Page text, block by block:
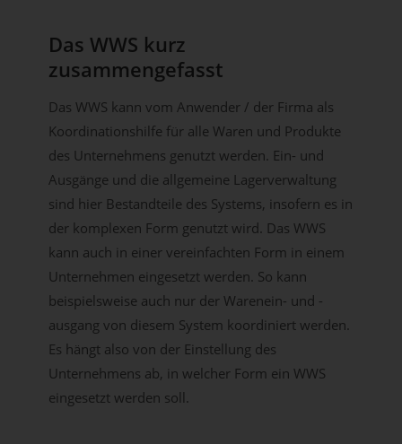
Das WWS kurz
zusammengefasst
Das WWS kann vom Anwender / der Firma als
Koordinationshilfe für alle Waren und Produkte
des Unternehmens genutzt werden. Ein- und
Ausgänge und die allgemeine Lagerverwaltung
sind hier Bestandteile des Systems, insofern es in
der komplexen Form genutzt wird. Das WWS
kann auch in einer vereinfachten Form in einem
Unternehmen eingesetzt werden. So kann
beispielsweise auch nur der Warenein- und -
ausgang von diesem System koordiniert werden.
Es hängt also von der Einstellung des
Unternehmens ab, in welcher Form ein WWS
eingesetzt werden soll.